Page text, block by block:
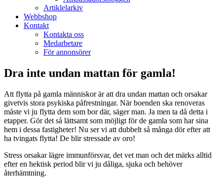
Artiklelarkiv
Webbshop
Kontakt
Kontakta oss
Medarbetare
För annonsörer
Dra inte undan mattan för gamla!
Att flytta på gamla människor är att dra undan mattan och orsakar
givetvis stora psykiska påfrestningar. När boenden ska renoveras
måste vi ju flytta dem som bor där, säger man. Ja men ta då detta i
etapper. Gör det så lättsamt som möjligt för de gamla som har sina
hem i dessa fastigheter! Nu ser vi att dubbelt så många dör efter att
ha tvingats flytta! De blir stressade av oro!
Stress orsakar lägre immunförsvar, det vet man och det märks alltid
efter en hektisk period blir vi ju dåliga, sjuka och behöver
återhämtning.